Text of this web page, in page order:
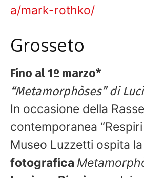
a/mark-rothko/
Grosseto
Fino al 1º marzo*
“Metamorphòses” di
In occasione della
contemporanea “Respiri
Museo Luzzetti ospita la
fotografica